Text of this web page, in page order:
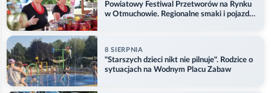
Powiatowy Festiwal Przetworów na Rynku
w Otmuchowie. Regionalne smaki i pojazdy
8 SIERPNIA
"Starszych dzieci nikt nie pilnuje". Rodzice o
sytuacjach na Wodnym Placu Zabaw